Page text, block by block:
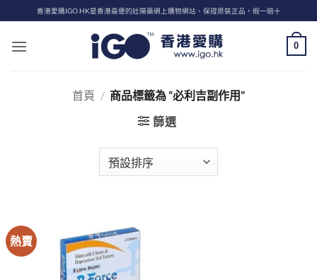
to
content
香港愛購IGO.HK是香港最便的壯陽藥網上購物網站、保證原裝正品，假一賠十
0
首頁 / 商品標籤為 “必利吉副作用”
篩選
熱賣